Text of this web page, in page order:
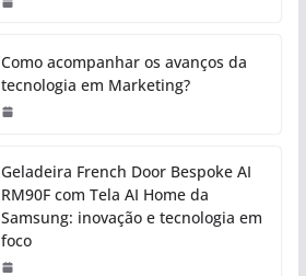
Como acompanhar os avanços da
tecnologia em Marketing?
Geladeira French Door Bespoke AI
RM90F com Tela AI Home da
Samsung: inovação e tecnologia em
foco